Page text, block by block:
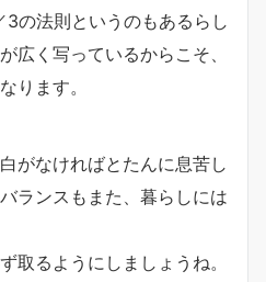
3の法則というのもあるらし
広く写っているからこそ、
ります。
がなければとたんに息苦し
ランスもまた、暮らしには
取るようにしましょうね。